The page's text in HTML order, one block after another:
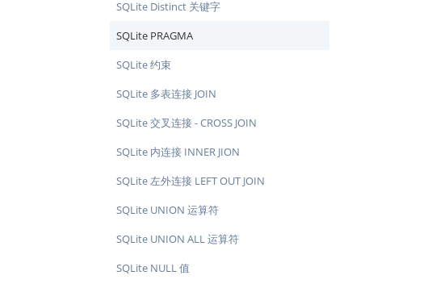
SQLite Distinct 关键字
SQLite PRAGMA
SQLite 约束
SQLite 多表连接 JOIN
SQLite 交叉连接 - CROSS JOIN
SQLite 内连接 INNER JION
SQLite 左外连接 LEFT OUT JOIN
SQLite UNION 运算符
SQLite UNION ALL 运算符
SQLite NULL 值